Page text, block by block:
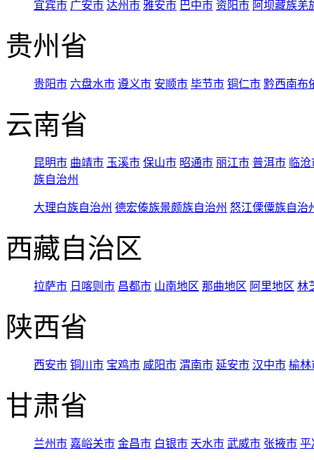
宜宾市 广安市 达州市 雅安市 巴中市 资阳市 阿坝藏族羌
贵州省
贵阳市 六盘水市 遵义市 安顺市 毕节市 铜仁市 黔西南布
云南省
昆明市 曲靖市 玉溪市 保山市 昭通市 丽江市 普洱市 临
族自治州
大理白族自治州 德宏傣族景颇族自治州 怒江傈僳族自治
西藏自治区
拉萨市 日喀则市 昌都市 山南地区 那曲地区 阿里地区 林
陕西省
西安市 铜川市 宝鸡市 咸阳市 渭南市 延安市 汉中市 榆林
甘肃省
兰州市 嘉峪关市 金昌市 白银市 天水市 武威市 张掖市 平